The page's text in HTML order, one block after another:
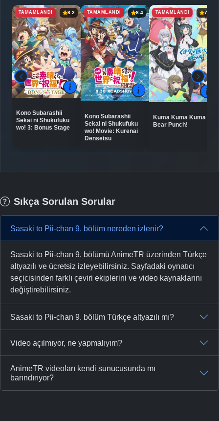
TAMAMLANDI 8.2
Kono Subarashii
Sekai ni Shukufuku
wo! 3: Bonus Stage
TAMAMLANDI 8.4
Kono Subarashii
Sekai ni Shukufuku
wo! Movie: Kurenai
Densetsu
TAMAMLANDI 7.3
Kuma Kuma Kuma
Bear Punch!
Sıkça Sorulan Sorular
Sasaki to Pii-chan 9. bölüm nereden izlenir?
Sasaki to Pii-chan 9. bölümü AnimeTR üzerinden Türkçe
altyazılı ve ücretsiz izleyebilirsiniz. Sayfadaki oynatıcı
seçicisinden farklı çeviri ekiplerini ve video kaynaklarını
değiştirebilirsiniz.
Sasaki to Pii-chan 9. bölüm Türkçe altyazılı mı?
Video açılmıyor, ne yapmalıyım?
AnimeTR videoları kendi sunucusunda mı
barındırıyor?